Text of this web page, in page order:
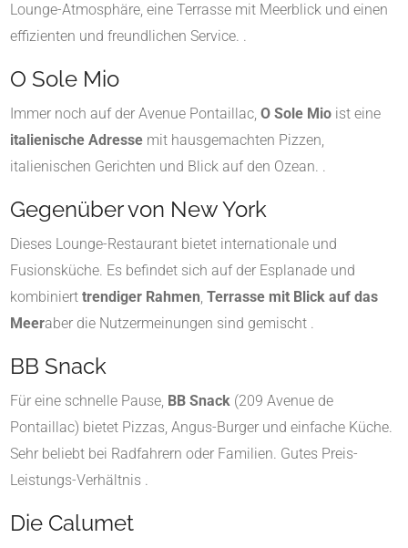
Lounge-Atmosphäre, eine Terrasse mit Meerblick und einen
effizienten und freundlichen Service. .
O Sole Mio
Immer noch auf der Avenue Pontaillac, O Sole Mio ist eine
italienische Adresse mit hausgemachten Pizzen,
italienischen Gerichten und Blick auf den Ozean. .
Gegenüber von New York
Dieses Lounge-Restaurant bietet internationale und
Fusionsküche. Es befindet sich auf der Esplanade und
kombiniert trendiger Rahmen, Terrasse mit Blick auf das
Meeraber die Nutzermeinungen sind gemischt .
BB Snack
Für eine schnelle Pause, BB Snack (209 Avenue de
Pontaillac) bietet Pizzas, Angus-Burger und einfache Küche.
Sehr beliebt bei Radfahrern oder Familien. Gutes Preis-
Leistungs-Verhältnis .
Die Calumet